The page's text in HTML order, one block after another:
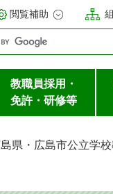
閲覧補助
教職員採用・
免許・研修等
県・広島市公立学